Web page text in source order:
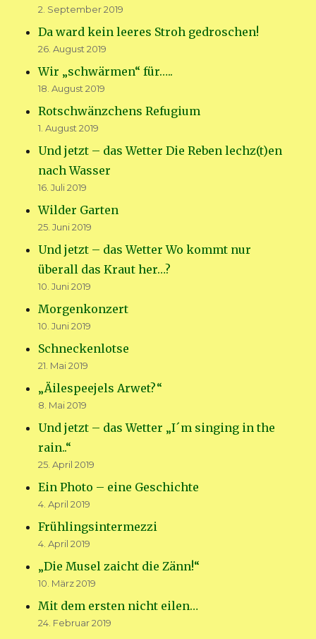
2. September 2019
Da ward kein leeres Stroh gedroschen!
26. August 2019
Wir „schwärmen“ für…..
18. August 2019
Rotschwänzchens Refugium
1. August 2019
Und jetzt – das Wetter Die Reben lechz(t)en
nach Wasser
16. Juli 2019
Wilder Garten
25. Juni 2019
Und jetzt – das Wetter Wo kommt nur
überall das Kraut her…?
10. Juni 2019
Morgenkonzert
10. Juni 2019
Schneckenlotse
21. Mai 2019
„Äilespeejels Arwet?“
8. Mai 2019
Und jetzt – das Wetter „I´m singing in the
rain..“
25. April 2019
Ein Photo – eine Geschichte
4. April 2019
Frühlingsintermezzi
4. April 2019
„Die Musel zaicht die Zänn!“
10. März 2019
Mit dem ersten nicht eilen…
24. Februar 2019